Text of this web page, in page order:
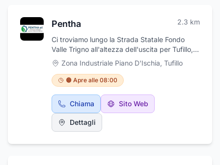
Pentha 2.3 km
Ci troviamo lungo la Strada Statale Fondo
Valle Trigno all'altezza dell'uscita per Tufillo,
ci occupiamo di vendita e noleggio di
autocarri, macchine operatrici e macchine
agricole.Da noi trovi autocarri e furgoni sia
cassonati che furgonati, camion di qualsiasi
dimensione e per tutti i tipi di lavoro, trattori e
mezzi agricoli, attrezzi ed appendici per
l'agricoltura, escavatori di qualsiasi
dimensione e macchine operatrici, veicoli ed
sia nuovo che usato.Oltre alla vendita ci
Zona Industriale Piano D'Ischia, Tufillo
🟠 Apre alle 08:00
Chiama Sito Web
Dettagli